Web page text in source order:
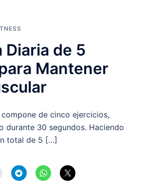
Diaria de 5
Mantener
de cinco ejercicios,
durante 30 segundos. Haciendo
total de 5 […]